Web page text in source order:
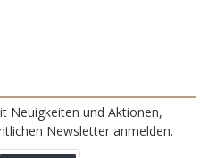
Neuigkeiten und Aktionen,
Newsletter anmelden.